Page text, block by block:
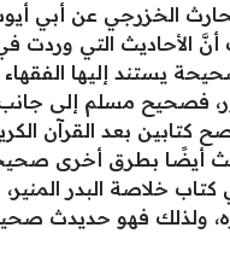
الخزرجي عن أبي
أنَّ الأحاديث التي
يستند إليها الفقهاء
فصحيح مسلم إلى
كتابين بعد القرآن
أيضًا بطرق أخرى
كتاب خلاصة البدر
ولذلك فهو حديدث